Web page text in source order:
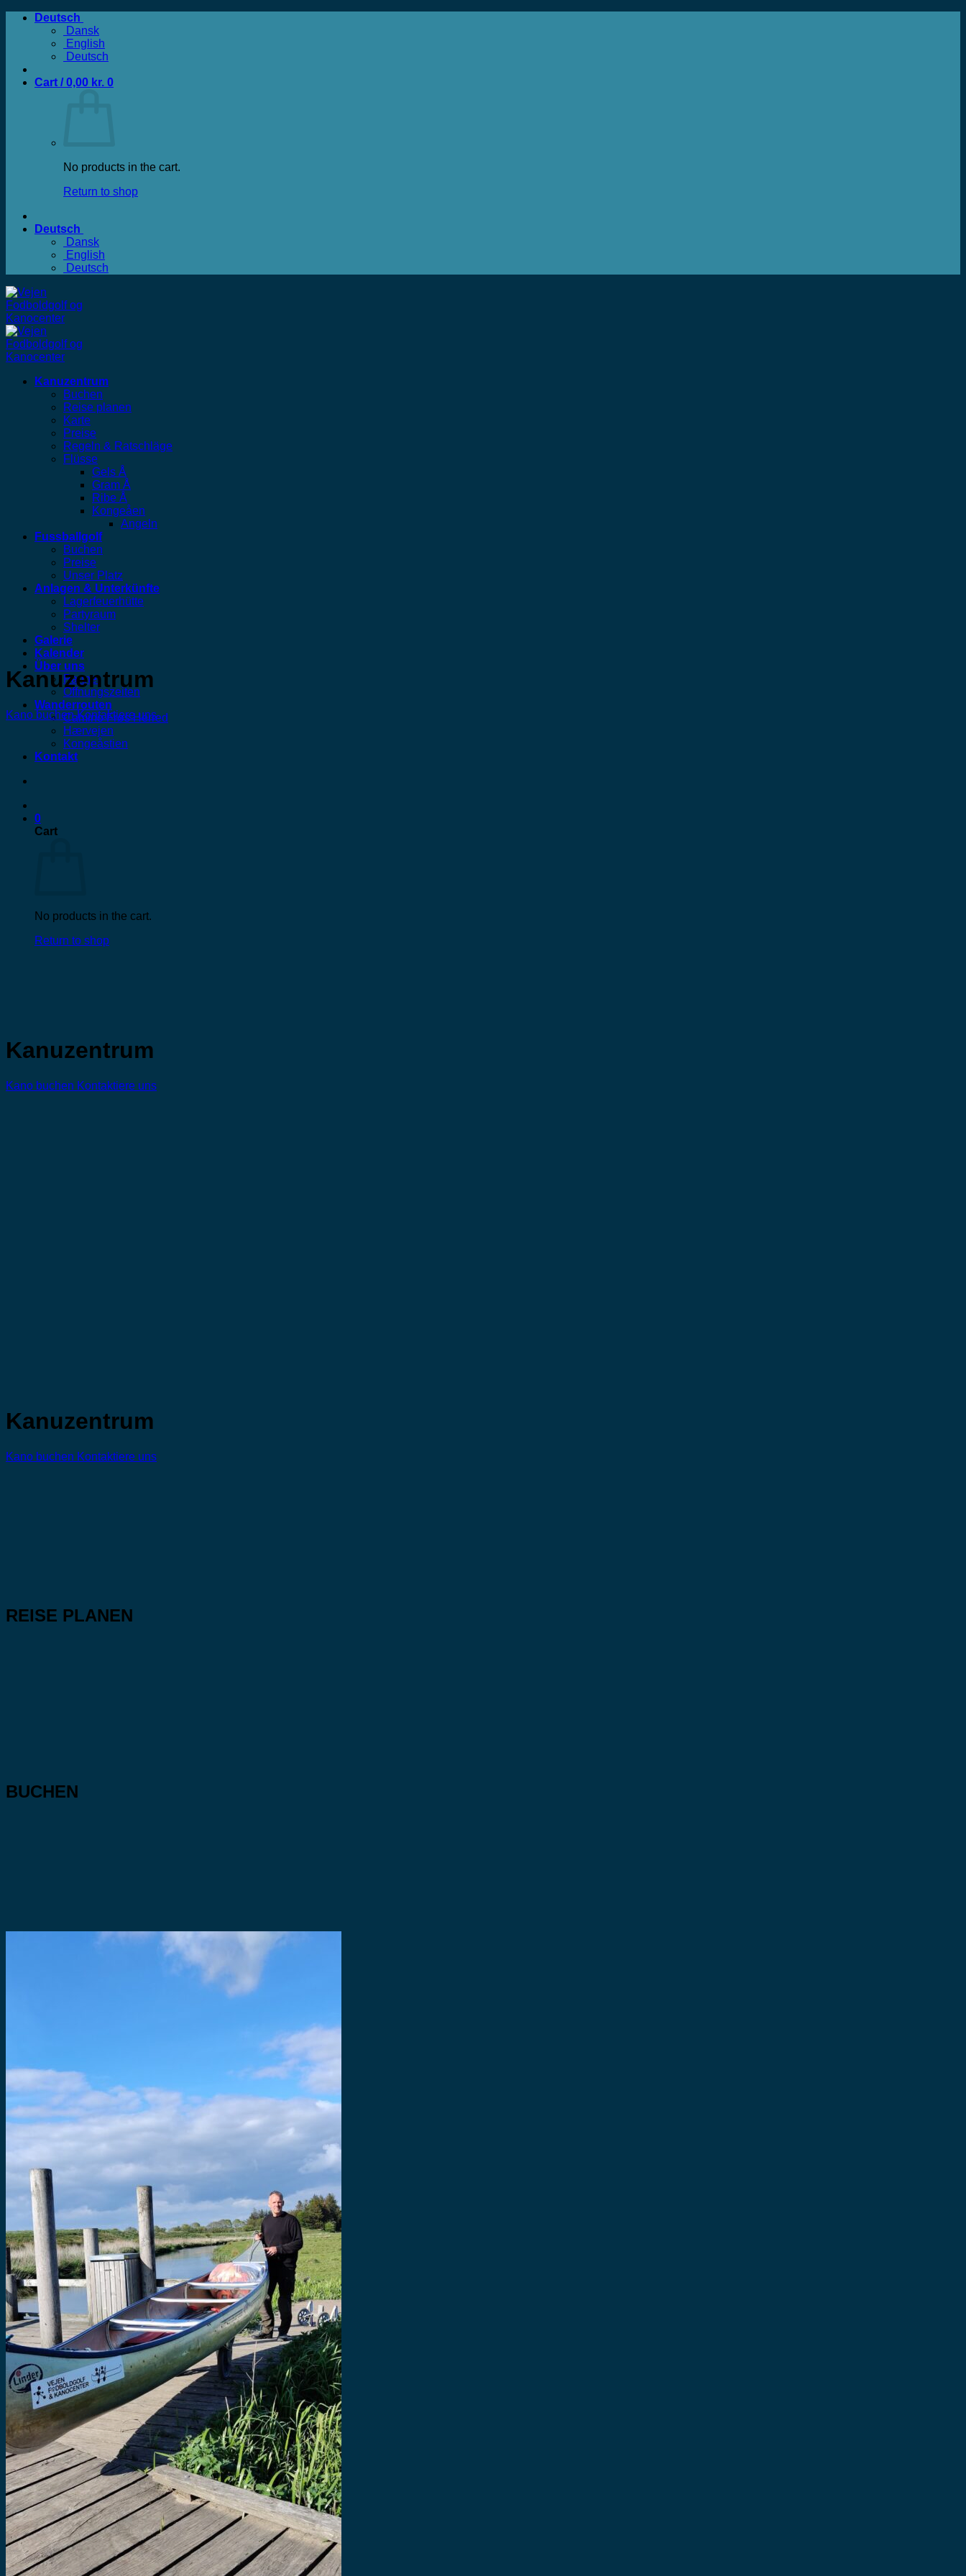
Zum
Deutsch
Dansk
English
Deutsch
Cart /0,00 kr. 0
No products in the cart.
Return to shop
Deutsch
Dansk
English
Deutsch
Kanuzentrum
Buchen
Reise planen
Karte
Preise
Regeln & Ratschläge
Flüsse
Gels Å
Gram Å
Ribe Å
Kongeåen
Angeln
Fussballgolf
Buchen
Preise
Unser Platz
Anlagen & Unterkünfte
Lagerfeuerhütte
Partyraum
Shelter
Galerie
Kalender
Über uns
Partner
Öffnungszeiten
Wanderrouten
Camino Frøs Herred
Hærvejen
Kongeåstien
Kontakt
0
Cart
No products in the cart.
Return to shop
Kanuzentrum
Kano buchen Kontaktiere uns
Kanuzentrum
Kano buchen Kontaktiere uns
Kanuzentrum
Kano buchen Kontaktiere uns
REISE PLANEN
BUCHEN